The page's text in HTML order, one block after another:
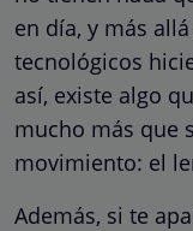
en día, y más
tecnológicos
así, existe algo
mucho más que
movimiento: el
Además, si te